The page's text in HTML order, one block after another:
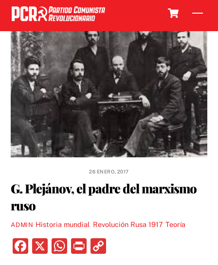
Skip
content
26 ENERO, 2017
G. Plejánov, el padre del marxismo
ruso
ADMIN Historia mundial, Revolución Rusa 1917, Teoría
F
X
W P